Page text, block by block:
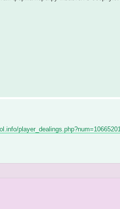
player_dealings.php?num=10665201